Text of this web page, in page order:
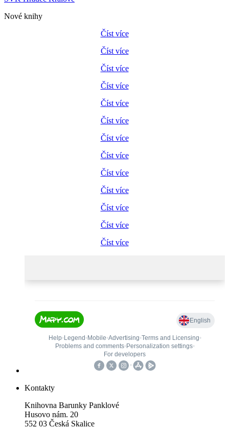
Nové knihy
Číst více
Číst více
Číst více
Číst více
Číst více
Číst více
Číst více
Číst více
Číst více
Číst více
Číst více
Číst více
Číst více
Kontakty
Knihovna Barunky Panklové
Husovo nám. 20
552 03 Česká Skalice